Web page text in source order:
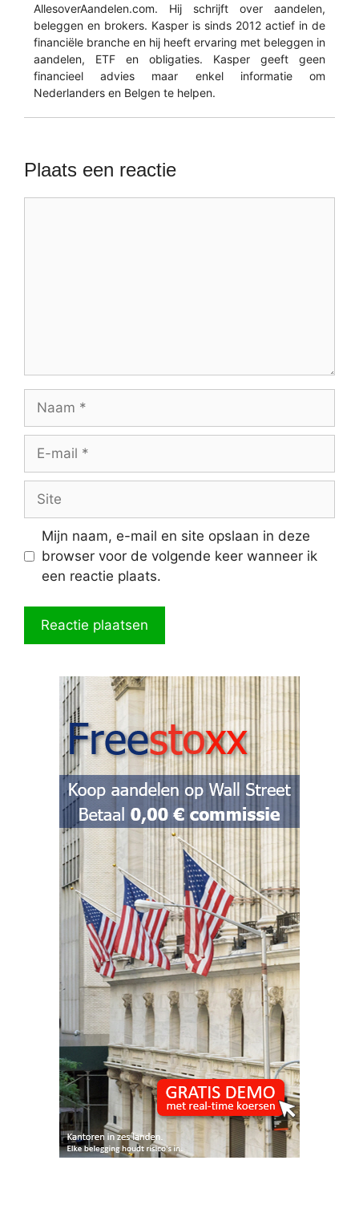
AllesoverAandelen.com. Hij schrijft over aandelen,
beleggen en brokers. Kasper is sinds 2012 actief in de
financiële branche en hij heeft ervaring met beleggen in
aandelen, ETF en obligaties. Kasper geeft geen
financieel advies maar enkel informatie om
Nederlanders en Belgen te helpen.
Plaats een reactie
mail
Mijn naam, e-mail en site opslaan in deze
browser voor de volgende keer wanneer ik
een reactie plaats.